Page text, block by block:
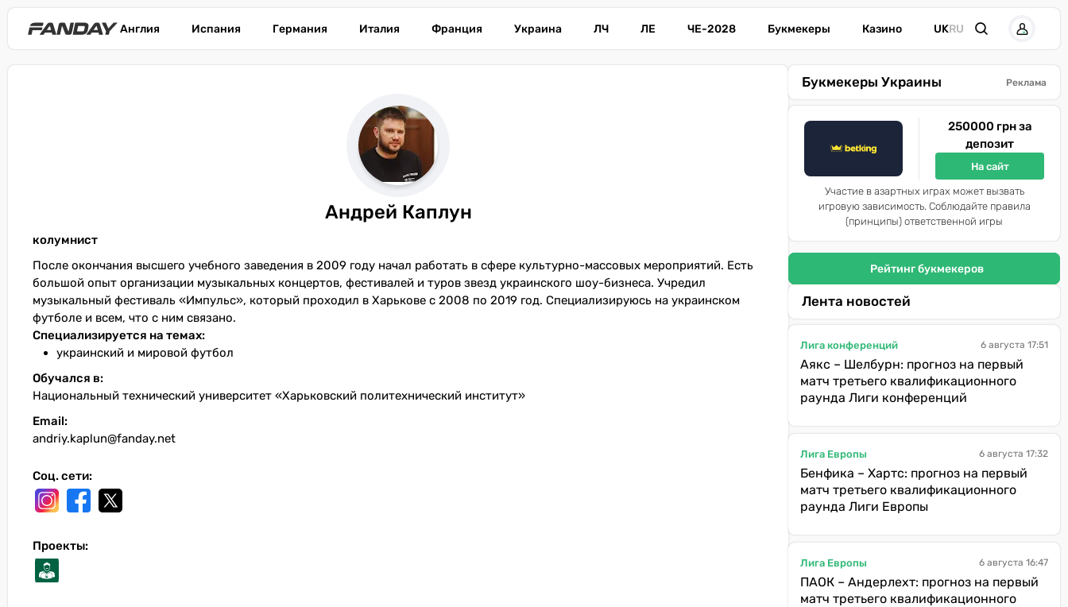
Англия Испания Германия Италия Франция Украина ЛЧ ЛЕ ЧЕ-2028 Букмекеры Казино UKRU
Андрей Каплун
колумнист
После окончания высшего учебного заведения в 2009 году начал работать в сфере культурно-массовых мероприятий. Есть
большой опыт организации музыкальных концертов, фестивалей и туров звезд украинского шоу-бизнеса. Учредил
музыкальный фестиваль «Импульс», который проходил в Харькове с 2008 по 2019 год. Специализируюсь на украинском
футболе и всем, что с ним связано.
Специализируется на темах:
украинский и мировой футбол
Обучался в:
Национальный технический университет «Харьковский политехнический институт»
Email:
andriy.kaplun@fanday.net
Соц. сети:
Проекты:
Букмекеры Украины Реклама
250000 грн за
депозит
На сайт
Участие в азартных играх может вызвать
игровую зависимость. Соблюдайте правила
(принципы) ответственной игры
Рейтинг букмекеров
Лента новостей
Лига конференций 6 августа 17:51
Аякс – Шелбурн: прогноз на первый
матч третьего квалификационного
раунда Лиги конференций
Лига Европы 6 августа 17:32
Бенфика – Хартс: прогноз на первый
матч третьего квалификационного
раунда Лиги Европы
Лига Европы 6 августа 16:47
ПАОК – Андерлехт: прогноз на первый
матч третьего квалификационного